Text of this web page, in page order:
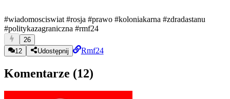
#wiadomosciswiat #rosja #prawo #koloniakarna #zdradastanu
#politykazagraniczna #rmf24
26
12
Udostępnij Rmf24
Komentarze (12)